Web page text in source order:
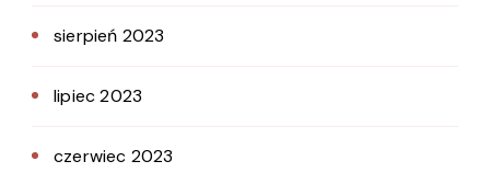
sierpień 2023
lipiec 2023
czerwiec 2023